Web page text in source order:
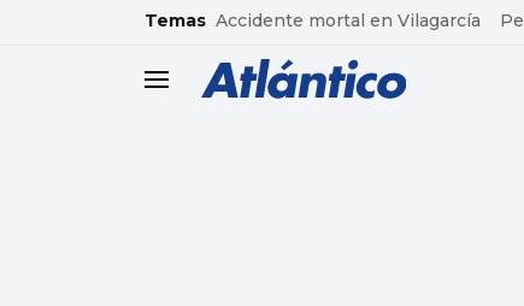
common.go-to-content
Temas Accidente mortal en Vilagarcía
header.menu.open